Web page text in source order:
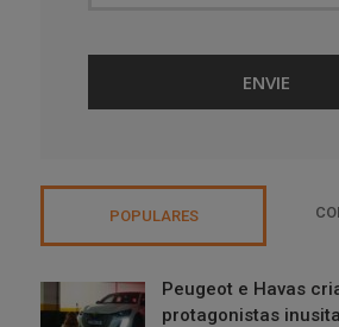
POPULARES
Peugeot e Havas
protagonistas